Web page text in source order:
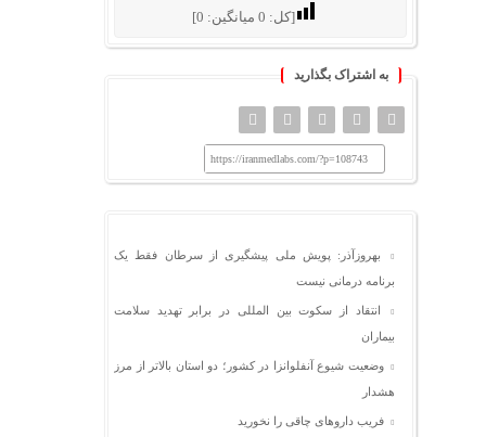
[کل: 0میانگین: 0
]
به اشتراک بگذارید
https://iranmedlabs.com/?p=108743
بهروزآذر: پویش ملی پیشگیری از سرطان فقط یک
برنامه درمانی نیست
انتقاد از سکوت بین المللی در برابر تهدید سلامت
بیماران
وضعیت شیوع آنفلوانزا در کشور؛ دو استان بالاتر از مرز
هشدار
فریب داروهای چاقی را نخورید